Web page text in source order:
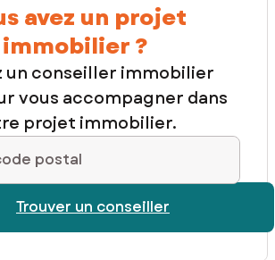
avez un projet
immobilier ?
un conseiller immobilier
vous accompagner dans
projet immobilier.
postal
Trouver un conseiller